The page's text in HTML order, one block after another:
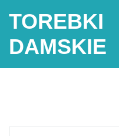
TOREBKI
DAMSKIE